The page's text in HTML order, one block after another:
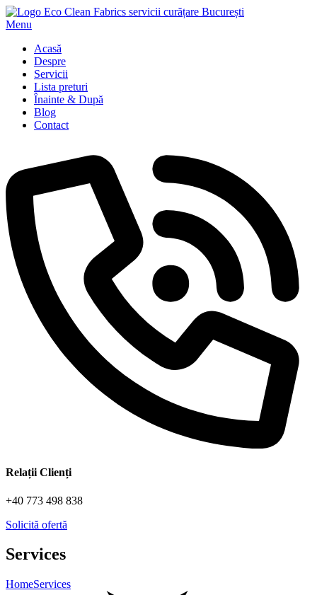
Menu
Acasă
Despre
Servicii
Lista preturi
Înainte & După
Blog
Contact
Relații Clienți
+40 773 498 838
Solicită ofertă
Services
HomeServices